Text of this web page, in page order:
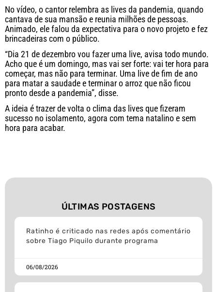
No vídeo, o cantor relembra as lives da pandemia, quando
cantava de sua mansão e reunia milhões de pessoas.
Animado, ele falou da expectativa para o novo projeto e fez
brincadeiras com o público.
“Dia 21 de dezembro vou fazer uma live, avisa todo mundo.
Acho que é um domingo, mas vai ser forte: vai ter hora para
começar, mas não para terminar. Uma live de fim de ano
para matar a saudade e terminar o arroz que não ficou
pronto desde a pandemia”, disse.
A ideia é trazer de volta o clima das lives que fizeram
sucesso no isolamento, agora com tema natalino e sem
hora para acabar.
ÚLTIMAS POSTAGENS
Ratinho é criticado nas redes após comentário
sobre Tiago Piquilo durante programa
06/08/2026